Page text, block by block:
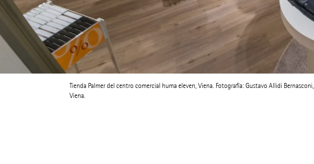
Tienda Palmer del centro comercial huma eleven, Viena. Fotografía: Gustavo Allidi Bernasconi,
Viena.